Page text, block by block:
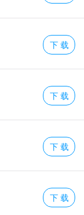
式让糖果落入怪物
筑来完成任务。
下 载
下 载
下 载
下 载